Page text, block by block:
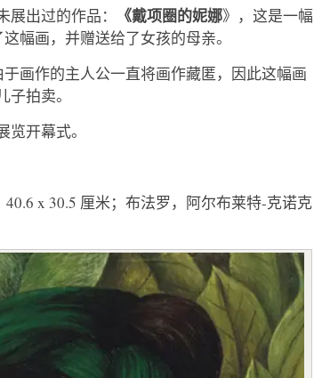
出过的作品：
《戴项圈的妮娜》，这是一幅
幅画，并赠送给了女孩的母亲。
画作的主人公一直将画作藏匿，因此这幅画
拍卖。
开幕式。
40.6 x 30.5 厘米；布法罗，阿尔布莱特-克诺克